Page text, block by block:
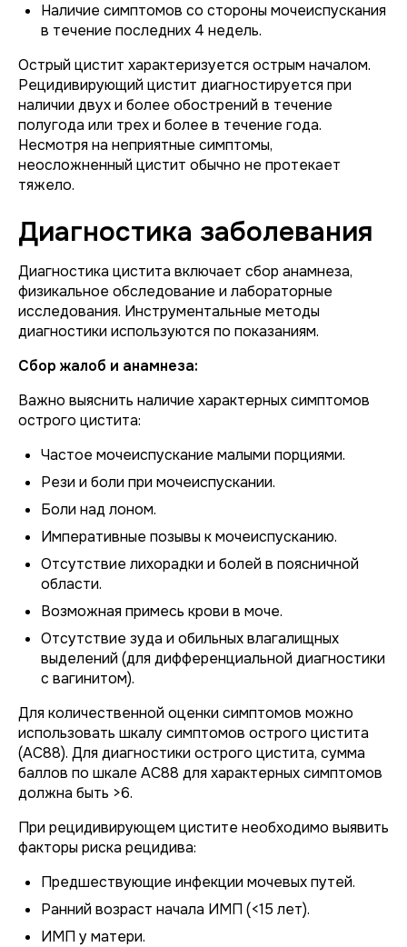
Наличие симптомов со стороны мочеиспускания
в течение последних 4 недель.
Острый цистит характеризуется острым началом.
Рецидивирующий цистит диагностируется при
наличии двух и более обострений в течение
полугода или трех и более в течение года.
Несмотря на неприятные симптомы,
неосложненный цистит обычно не протекает
тяжело.
Диагностика заболевания
Диагностика цистита включает сбор анамнеза,
физикальное обследование и лабораторные
исследования. Инструментальные методы
диагностики используются по показаниям.
Сбор жалоб и анамнеза:
Важно выяснить наличие характерных симптомов
острого цистита:
Частое мочеиспускание малыми порциями.
Рези и боли при мочеиспускании.
Боли над лоном.
Императивные позывы к мочеиспусканию.
Отсутствие лихорадки и болей в поясничной
области.
Возможная примесь крови в моче.
Отсутствие зуда и обильных влагалищных
выделений (для дифференциальной диагностики
с вагинитом).
Для количественной оценки симптомов можно
использовать шкалу симптомов острого цистита
(АС88). Для диагностики острого цистита, сумма
баллов по шкале АC88 для характерных симптомов
должна быть >6.
При рецидивирующем цистите необходимо выявить
факторы риска рецидива:
Предшествующие инфекции мочевых путей.
Ранний возраст начала ИМП (<15 лет).
ИМП у матери.